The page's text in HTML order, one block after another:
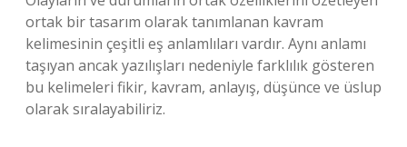
ortak bir tasarım olarak tanımlanan kavram
kelimesinin çeşitli eş anlamlıları vardır. Aynı anlamı
taşıyan ancak yazılışları nedeniyle farklılık gösteren
bu kelimeleri fikir, kavram, anlayış, düşünce ve üslup
olarak sıralayabiliriz.